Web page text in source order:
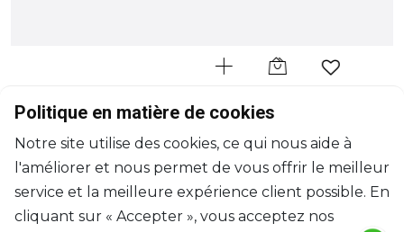
BERNARDAUD
Coffret de 4 assiettes assorties
D: 21cm
$416
Politique en matière de cookies
Notre site utilise des cookies, ce qui nous aide à
l'améliorer et nous permet de vous offrir le meilleur
service et la meilleure expérience client possible. En
cliquant sur « Accepter », vous acceptez nos